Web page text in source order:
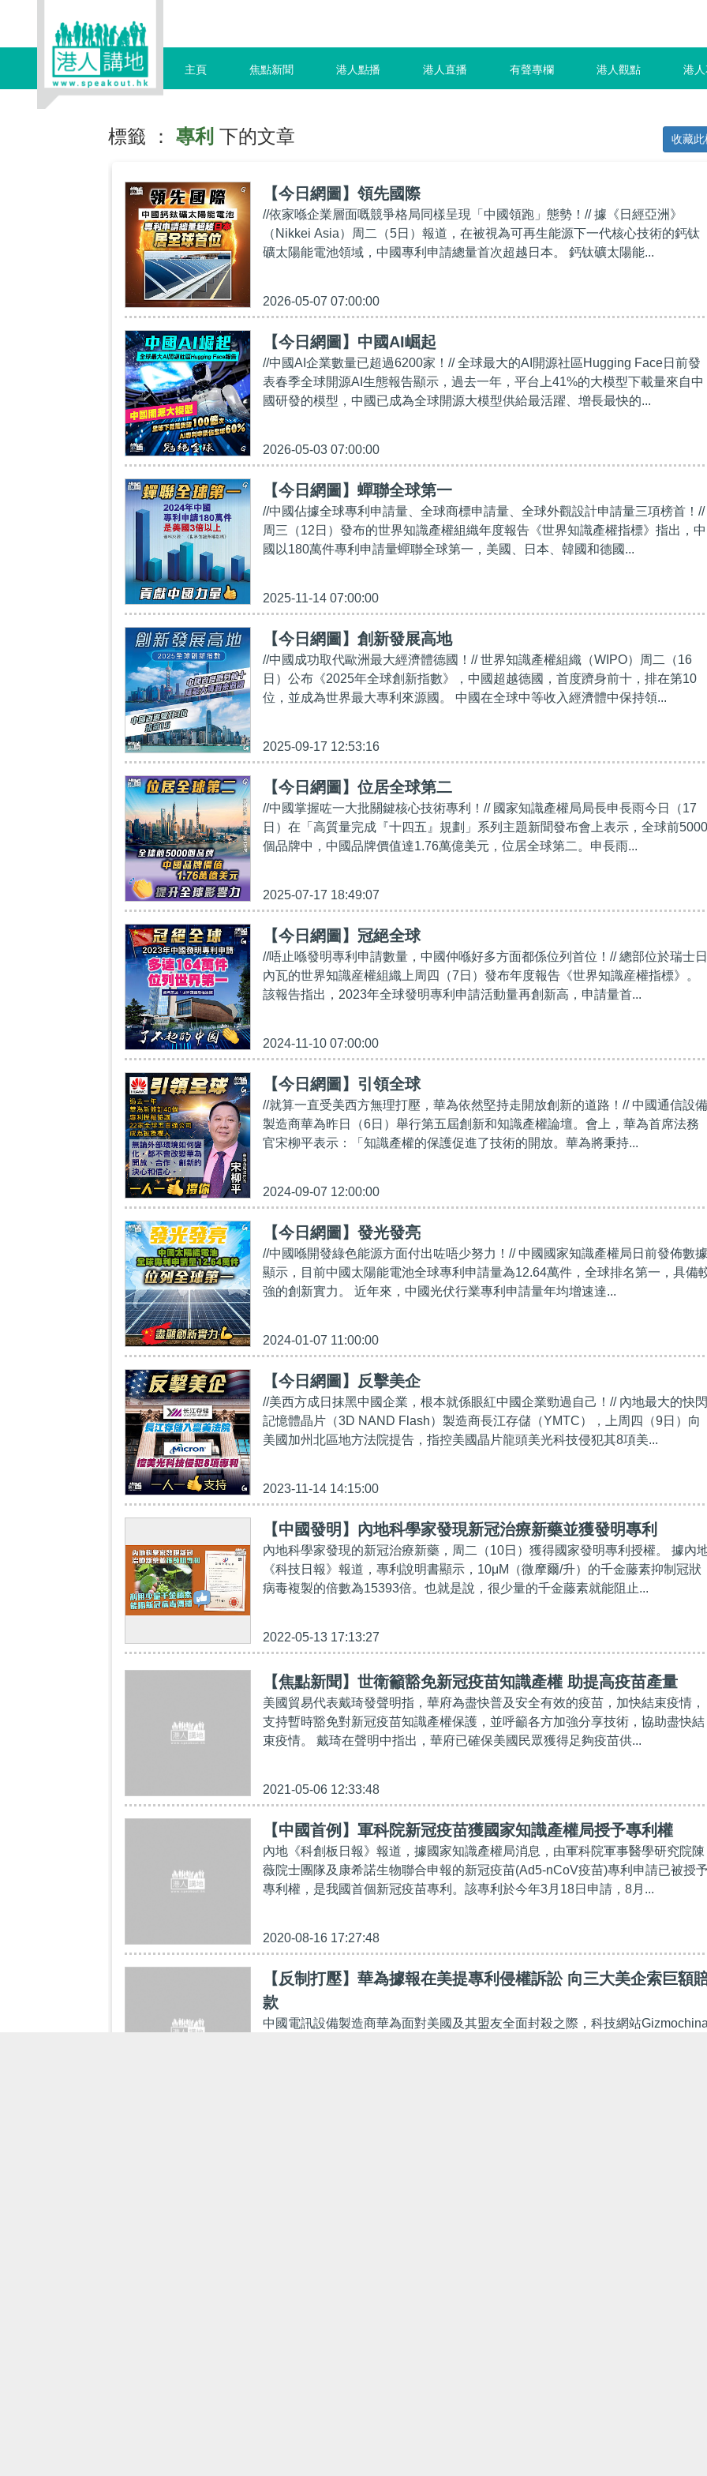
主頁 焦點新聞 港人點播 港人直播 有聲專欄 港人觀點 港
標籤 ： 專利 下的文章 收藏此
【今日網圖】領先國際
//依家喺企業層面嘅競爭格局同樣呈現「中國領跑」態勢！// 據《日經亞洲》
（Nikkei Asia）周二（5日）報道，在被視為可再生能源下一代核心技術的鈣钛
礦太陽能電池領域，中國專利申請總量首次超越日本。 鈣钛礦太陽能...
2026-05-07 07:00:00
【今日網圖】中國AI崛起
//中國AI企業數量已超過6200家！// 全球最大的AI開源社區Hugging Face日前發
表春季全球開源AI生態報告顯示，過去一年，平台上41%的大模型下載量來自中
國研發的模型，中國已成為全球開源大模型供給最活躍、增長最快的...
2026-05-03 07:00:00
【今日網圖】蟬聯全球第一
//中國佔據全球專利申請量、全球商標申請量、全球外觀設計申請量三項榜首！//
周三（12日）發布的世界知識產權組織年度報告《世界知識產權指標》指出，中
國以180萬件專利申請量蟬聯全球第一，美國、日本、韓國和德國...
2025-11-14 07:00:00
【今日網圖】創新發展高地
//中國成功取代歐洲最大經濟體德國！// 世界知識產權組織（WIPO）周二（16
日）公布《2025年全球創新指數》，中國超越德國，首度躋身前十，排在第10
位，並成為世界最大專利來源國。 中國在全球中等收入經濟體中保持領...
2025-09-17 12:53:16
【今日網圖】位居全球第二
//中國掌握咗一大批關鍵核心技術專利！// 國家知識產權局局長申長雨今日（17
日）在「高質量完成『十四五』規劃」系列主題新聞發布會上表示，全球前5000
個品牌中，中國品牌價值達1.76萬億美元，位居全球第二。申長雨...
2025-07-17 18:49:07
【今日網圖】冠絕全球
//唔止喺發明專利申請數量，中國仲喺好多方面都係位列首位！// 總部位於瑞士日
內瓦的世界知識産權組織上周四（7日）發布年度報告《世界知識産權指標》。
該報告指出，2023年全球發明專利申請活動量再創新高，申請量首...
2024-11-10 07:00:00
【今日網圖】引領全球
//就算一直受美西方無理打壓，華為依然堅持走開放創新的道路！// 中國通信設備
製造商華為昨日（6日）舉行第五屆創新和知識產權論壇。會上，華為首席法務
官宋柳平表示：「知識產權的保護促進了技術的開放。華為將秉持...
2024-09-07 12:00:00
【今日網圖】發光發亮
//中國喺開發綠色能源方面付出咗唔少努力！// 中國國家知識產權局日前發佈數據
顯示，目前中國太陽能電池全球專利申請量為12.64萬件，全球排名第一，具備
強的創新實力。 近年來，中國光伏行業專利申請量年均增速達...
2024-01-07 11:00:00
【今日網圖】反擊美企
//美西方成日抹黑中國企業，根本就係眼紅中國企業勁過自己！// 內地最大的快閃
記憶體晶片（3D NAND Flash）製造商長江存儲（YMTC），上周四（9日）向
美國加州北區地方法院提告，指控美國晶片龍頭美光科技侵犯其8項美...
2023-11-14 14:15:00
【中國發明】內地科學家發現新冠治療新藥並獲發明專利
內地科學家發現的新冠治療新藥，周二（10日）獲得國家發明專利授權。 據內
《科技日報》報道，專利說明書顯示，10μM（微摩爾/升）的千金藤素抑制冠狀
病毒複製的倍數為15393倍。也就是說，很少量的千金藤素就能阻止...
2022-05-13 17:13:27
【焦點新聞】世衛籲豁免新冠疫苗知識產權 助提高疫苗產量
美國貿易代表戴琦發聲明指，華府為盡快普及安全有效的疫苗，加快結束疫情，
支持暫時豁免對新冠疫苗知識產權保護，並呼籲各方加強分享技術，協助盡快結
束疫情。 戴琦在聲明中指出，華府已確保美國民眾獲得足夠疫苗供...
2021-05-06 12:33:48
【中國首例】軍科院新冠疫苗獲國家知識產權局授予專利權
內地《科創板日報》報道，據國家知識產權局消息，由軍科院軍事醫學研究院陳
薇院士團隊及康希諾生物聯合申報的新冠疫苗(Ad5-nCoV疫苗)專利申請已被授
專利權，是我國首個新冠疫苗專利。該專利於今年3月18日申請，8月...
2020-08-16 17:27:48
【反制打壓】華為據報在美提專利侵權訴訟 向三大美企索巨額
款
中國電訊設備製造商華為面對美國及其盟友全面封殺之際，科技網站